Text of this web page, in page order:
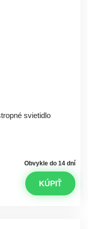
svietidlo
Obvykle do 14 dní
KÚPIŤ